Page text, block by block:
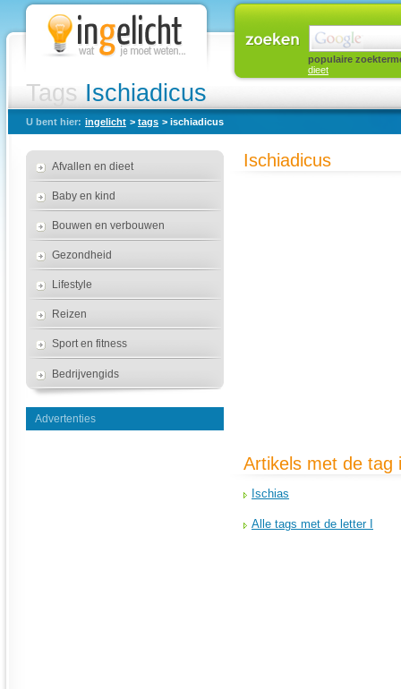
Tags Ischiadicus
populaire
dieet
U bent hier: ingelicht > tags > ischiadicus
Afvallen en dieet
Baby en kind
Bouwen en verbouwen
Gezondheid
Lifestyle
Reizen
Sport en fitness
Bedrijvengids
Advertenties
Ischiadicus
Artikels met de tag
Ischias
Alle tags met de letter I